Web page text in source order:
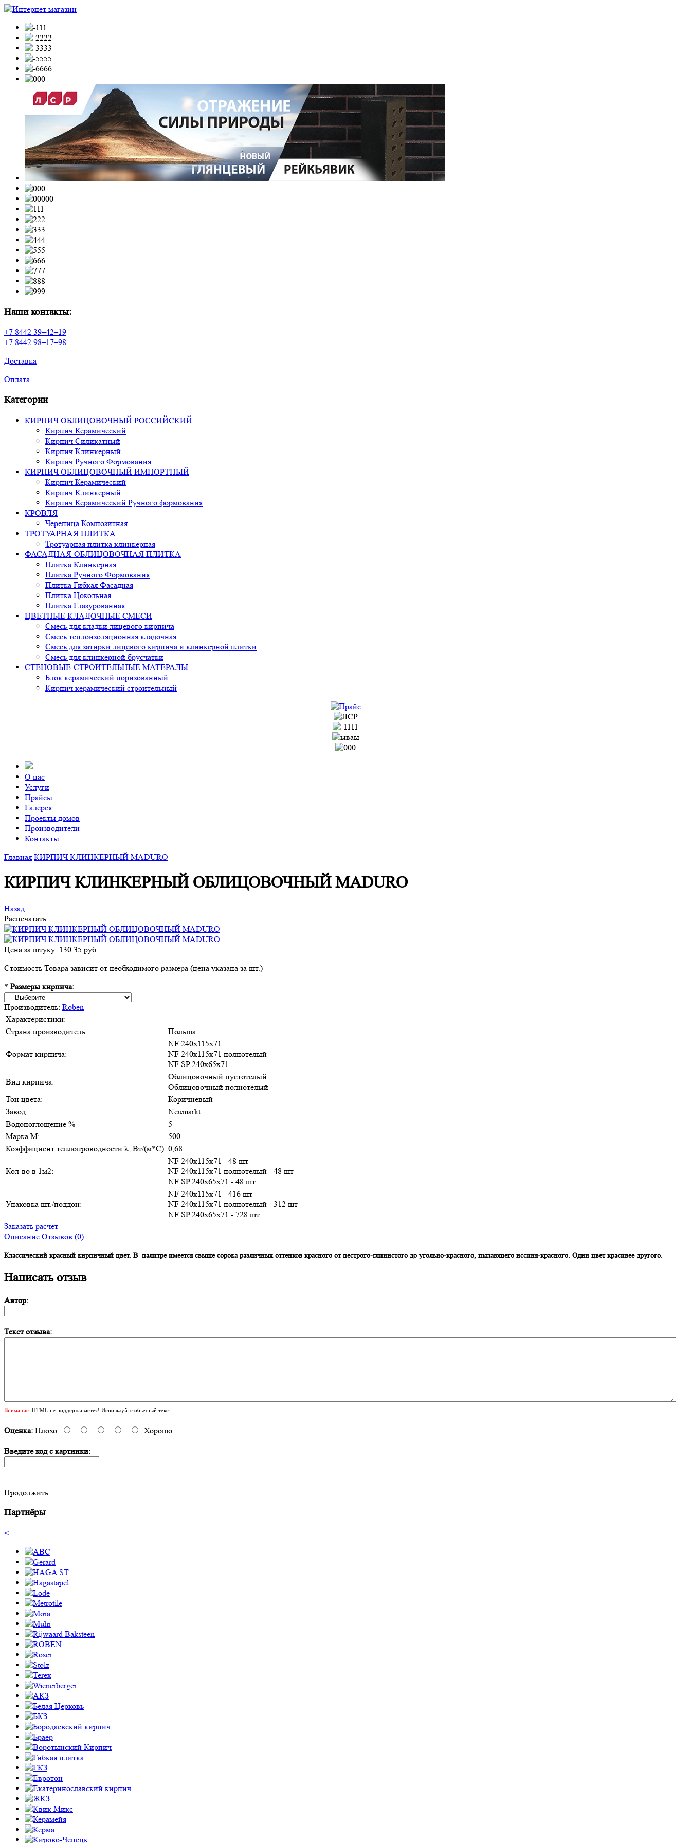
Наши контакты:
+7 8442 39–42–19
+7 8442 98–17–98
Доставка
Оплата
Категории
КИРПИЧ ОБЛИЦОВОЧНЫЙ РОССИЙСКИЙ
Кирпич Керамический
Кирпич Силикатный
Кирпич Клинкерный
Кирпич Ручного Формования
КИРПИЧ ОБЛИЦОВОЧНЫЙ ИМПОРТНЫЙ
Кирпич Керамический
Кирпич Клинкерный
Кирпич Керамический Ручного формования
КРОВЛЯ
Черепица Композитная
ТРОТУАРНАЯ ПЛИТКА
Тротуарная плитка клинкерная
ФАСАДНАЯ-ОБЛИЦОВОЧНАЯ ПЛИТКА
Плитка Клинкерная
Плитка Ручного Формования
Плитка Гибкая Фасадная
Плитка Цокольная
Плитка Глазурованная
ЦВЕТНЫЕ КЛАДОЧНЫЕ СМЕСИ
Смесь для кладки лицевого кирпича
Смесь теплоизоляционная кладочная
Смесь для затирки лицевого кирпича и клинкерной плитки
Смесь для клинкерной брусчатки
СТЕНОВЫЕ-СТРОИТЕЛЬНЫЕ МАТЕРАЛЫ
Блок керамический поризованный
Кирпич керамический строительный
О нас
Услуги
Прайсы
Галерея
Проекты домов
Производители
Контакты
Главная КИРПИЧ КЛИНКЕРНЫЙ MADURO
КИРПИЧ КЛИНКЕРНЫЙ ОБЛИЦОВОЧНЫЙ MADURO
Назад
Распечатать
Цена за штуку: 130.35 руб.
Стоимость Товара зависит от необходимого размера (цена указана за шт.)
* Размеры кирпича:
Производитель: Roben
Характеристики:
Страна производитель:
Польша
Формат кирпича:
NF 240х115х71
NF 240х115х71 полнотелый
NF SP 240х65х71
Вид кирпича:
Облицовочный пустотелый
Облицовочный полнотелый
Тон цвета:
Коричневый
Завод:
Neumarkt
Водопоглощение %
5
Марка М:
500
Коэффициент теплопроводности λ, Вт/(м*С): 0,68
Кол-во в 1м2:
NF 240х115х71 - 48 шт
NF 240х115х71 полнотелый - 48 шт
NF SP 240х65х71 - 48 шт
Упаковка шт./поддон:
NF 240х115х71 - 416 шт
NF 240х115х71 полнотелый - 312 шт
NF SP 240х65х71 - 728 шт
Заказать расчет
Описание Отзывов (0)
Классический красный кирпичный цвет. В палитре имеется свыше сорока различных оттенков красного от пестрого-глинистого до угольно-красного, пылающего иссиня-красного. Один цвет красивее другого.
Написать отзыв
Автор:
Текст отзыва:
Внимание: HTML не поддерживается! Используйте обычный текст.
Оценка: Плохо Хорошо
Введите код с картинки:
Продолжить
Партнёры
<